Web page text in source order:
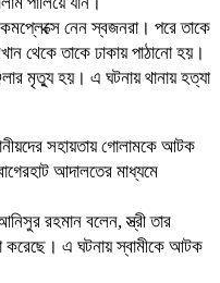
কমপ্লেক্সে নেন স্বজনরা। পরে তাকে
থেকে তাকে ঢাকায় পাঠানো হয়।
মৃত্যু হয়। এ ঘটনায় থানায় হত্যা
সহায়তায় গোলামকে আটক
আদালতের মাধ্যমে
রহমান বলেন, স্ত্রী তার
করেছে। এ ঘটনায় স্বামীকে আটক